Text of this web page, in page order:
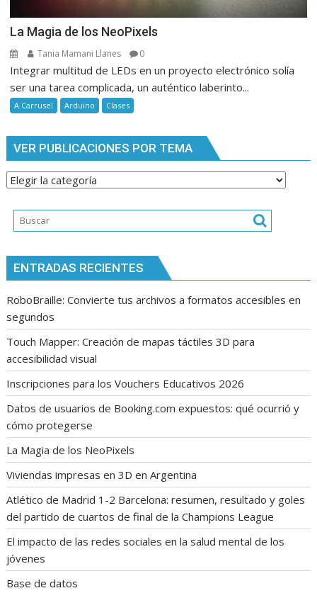
La Magia de los NeoPixels
Tania Mamani Llanes 0
Integrar multitud de LEDs en un proyecto electrónico solía
ser una tarea complicada, un auténtico laberinto...
A Carrusel Arduino Clases
VER PUBLICACIONES POR TEMA
Ver
por
tema
ENTRADAS RECIENTES
RoboBraille: Convierte tus archivos a formatos accesibles en
segundos
Touch Mapper: Creación de mapas táctiles 3D para
accesibilidad visual
Inscripciones para los Vouchers Educativos 2026
Datos de usuarios de Booking.com expuestos: qué ocurrió y
cómo protegerse
La Magia de los NeoPixels
Viviendas impresas en 3D en Argentina
Atlético de Madrid 1-2 Barcelona: resumen, resultado y goles
del partido de cuartos de final de la Champions League
El impacto de las redes sociales en la salud mental de los
jóvenes
Base de datos